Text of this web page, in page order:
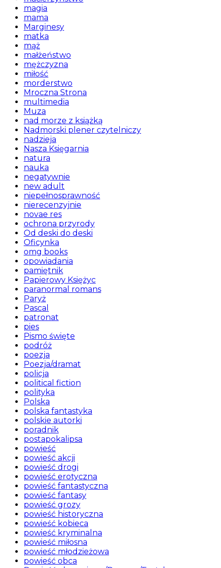
magia
mama
Marginesy
matka
mąż
małżeństwo
mężczyzna
miłość
morderstwo
Mroczna Strona
multimedia
Muza
nad morze z książką
Nadmorski plener czytelniczy
nadzieja
Nasza Księgarnia
natura
nauka
negatywnie
new adult
niepełnosprawność
nierecenzyjnie
novae res
ochrona przyrody
Od deski do deski
Oficynka
omg books
opowiadania
pamiętnik
Papierowy Księżyc
paranormal romans
Paryż
Pascal
patronat
pies
Pismo święte
podróż
poezja
Poezja/dramat
policja
political fiction
polityka
Polska
polska fantastyka
polskie autorki
poradnik
postapokalipsa
powieść
powieść akcji
powieść drogi
powieść erotyczna
powieść fantastyczna
powieść fantasy
powieść grozy
powieść historyczna
powieść kobieca
powieść kryminalna
powieść miłosna
powieść młodzieżowa
powieść obca